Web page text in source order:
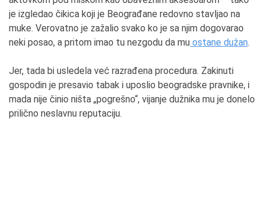
je izgledao čikica koji je Beograđane redovno stavljao na
muke. Verovatno je zažalio svako ko je sa njim dogovarao
neki posao, a pritom imao tu nezgodu da mu ostane dužan.
Jer, tada bi usledela već razrađena procedura. Zakinuti
gospodin je presavio tabak i uposlio beogradske pravnike, i
mada nije činio ništa „pogrešno“, vijanje dužnika mu je donelo
prilično neslavnu reputaciju.